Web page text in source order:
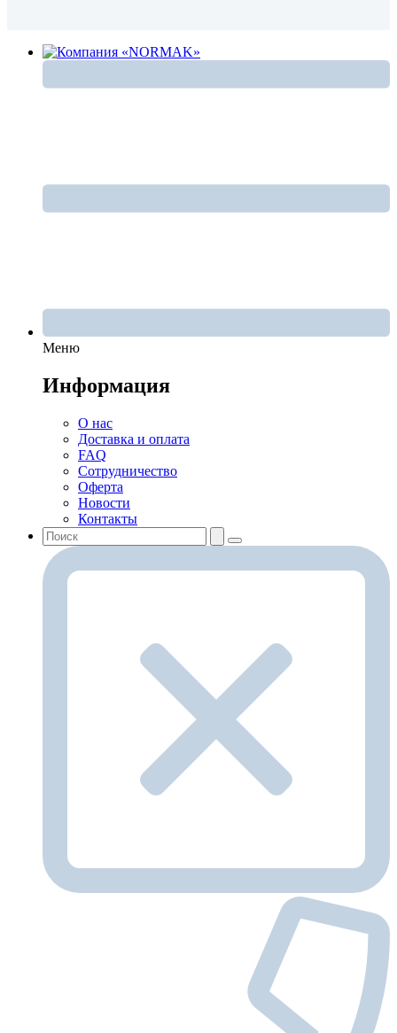
Меню
Информация
О нас
Доставка и оплата
FAQ
Сотрудничество
Оферта
Новости
Контакты